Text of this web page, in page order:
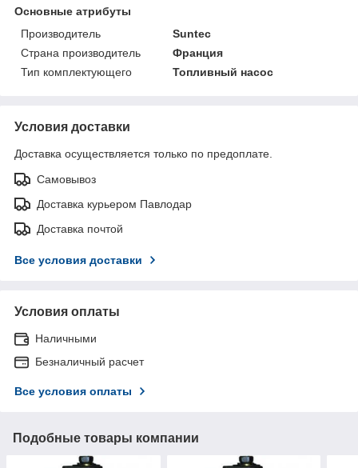
Основные атрибуты
Производитель
Suntec
Страна производитель
Франция
Тип комплектующего
Топливный насос
Условия доставки
Доставка осуществляется только по предоплате.
Самовывоз
Доставка курьером Павлодар
Доставка почтой
Все условия доставки
Условия оплаты
Наличными
Безналичный расчет
Все условия оплаты
Подобные товары компании